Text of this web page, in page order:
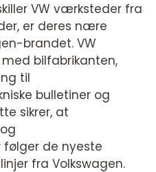
VW værksteder fra
er deres nære
brandet. VW
bilfabrikanten,
til
bulletiner og
sikrer, at
de nyeste
fra Volkswagen.